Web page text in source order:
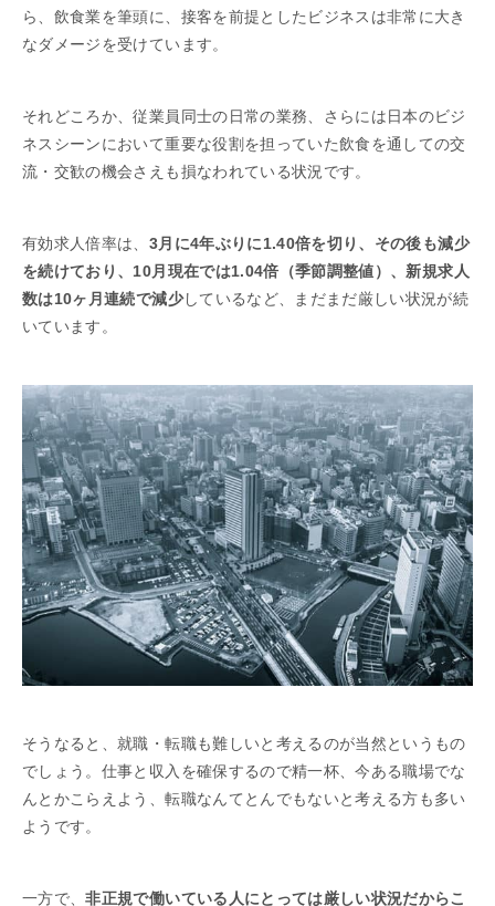
ら、飲食業を筆頭に、接客を前提としたビジネスは非常に大き
なダメージを受けています。
それどころか、従業員同士の日常の業務、さらには日本のビジ
ネスシーンにおいて重要な役割を担っていた飲食を通しての交
流・交歓の機会さえも損なわれている状況です。
有効求人倍率は、 3月に4年ぶりに1.40倍を切り、その後も減少
を続けており、10月現在では1.04倍（季節調整値）、新規求人
数は10ヶ月連続で減少しているなど、まだまだ厳しい状況が続
いています。
そうなると、就職・転職も難しいと考えるのが当然というもの
でしょう。仕事と収入を確保するので精一杯、今ある職場でな
んとかこらえよう、転職なんてとんでもないと考える方も多い
ようです。
一方で、非正規で働いている人にとっては厳しい状況だからこ